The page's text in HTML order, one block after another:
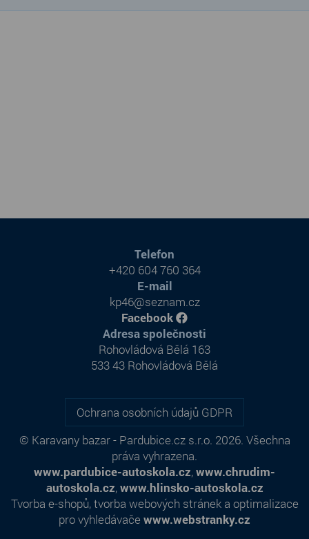
Ochrana osobních údajů GDPR
© Karavany bazar - Pardubice.cz s.r.o. 2026. Všechna
práva vyhrazena.
www.pardubice-autoskola.cz,www.chrudim-
autoskola.cz,www.hlinsko-autoskola.cz
Tvorba e-shopů,tvorba webových stráneka optimalizace
pro vyhledávače www.webstranky.cz
Adresa společnosti
Rohovládová Bělá 163
533 43 Rohovládová Bělá
Telefon
+420 604 760 364
E-mail
kp46@seznam.cz
Facebook